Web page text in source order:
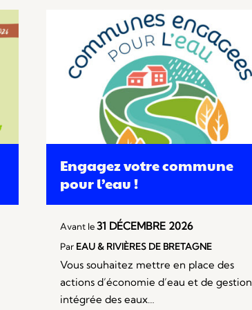
Engagez votre commune
pour l’eau !
Avant le31 DÉCEMBRE 2026
Par EAU & RIVIÈRES DE BRETAGNE
Vous souhaitez mettre en place des
actions d’économie d’eau et de gestion
intégrée des eaux…